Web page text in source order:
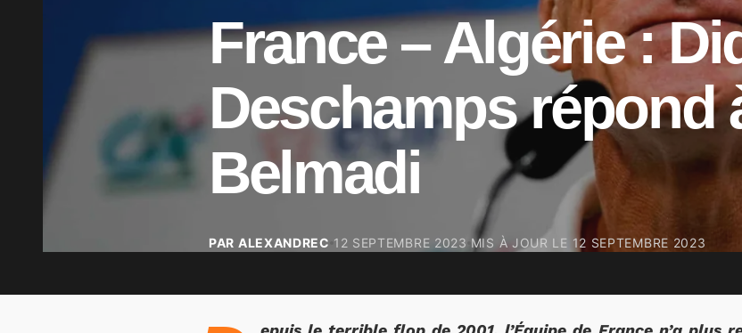
France – Algérie :
Deschamps répond
Belmadi
PAR ALEXANDREC 12 SEPTEMBRE 2023 MIS À JOUR LE 12 SEPTEMBRE 2023